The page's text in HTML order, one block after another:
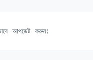
আপডেট করুন: